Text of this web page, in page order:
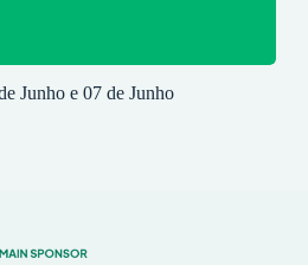
Junho e 07 de Junho